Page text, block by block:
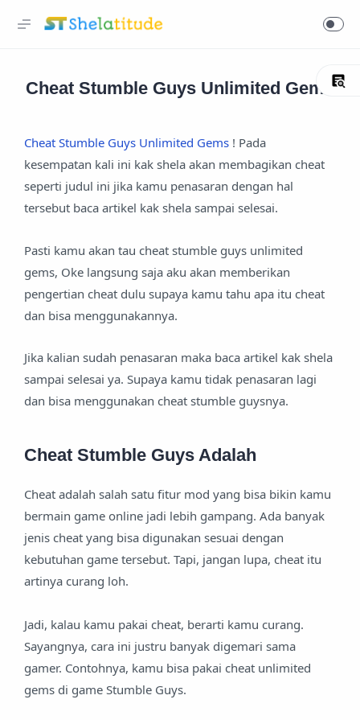
Cheat Stumble Guys Unlimited Gems
Cheat Stumble Guys Unlimited Gems ! Pada
kesempatan kali ini kak shela akan membagikan cheat
seperti judul ini jika kamu penasaran dengan hal
tersebut baca artikel kak shela sampai selesai.
Pasti kamu akan tau cheat stumble guys unlimited
gems, Oke langsung saja aku akan memberikan
pengertian cheat dulu supaya kamu tahu apa itu cheat
dan bisa menggunakannya.
Jika kalian sudah penasaran maka baca artikel kak shela
sampai selesai ya. Supaya kamu tidak penasaran lagi
dan bisa menggunakan cheat stumble guysnya.
Cheat Stumble Guys Adalah
Cheat adalah salah satu fitur mod yang bisa bikin kamu
bermain game online jadi lebih gampang. Ada banyak
jenis cheat yang bisa digunakan sesuai dengan
kebutuhan game tersebut. Tapi, jangan lupa, cheat itu
artinya curang loh.
Jadi, kalau kamu pakai cheat, berarti kamu curang.
Sayangnya, cara ini justru banyak digemari sama
gamer. Contohnya, kamu bisa pakai cheat unlimited
gems di game Stumble Guys.